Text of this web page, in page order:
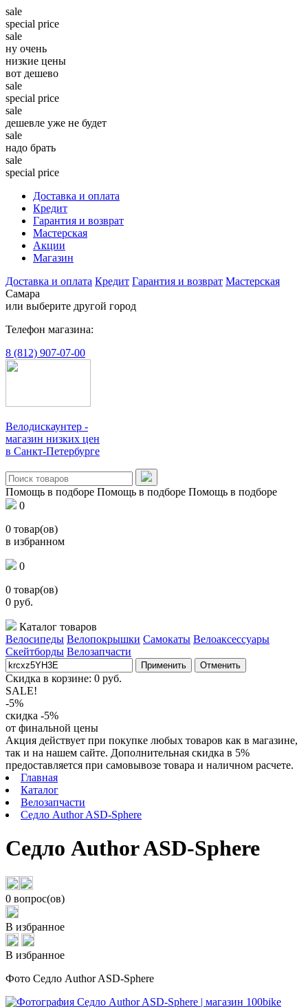
sale
special price
sale
ну очень
низкие цены
вот дешево
sale
special price
sale
дешевле уже не будет
sale
надо брать
sale
special price
Доставка и оплата
Кредит
Гарантия и возврат
Мастерская
Акции
Магазин
Доставка и оплата Кредит Гарантия и возврат Мастерская
Самара
или выберите другой город
Телефон магазина:
8 (812) 907-07-00
Велодискаунтер -
магазин низких цен
в Санкт-Петербурге
Помощь в подборе Помощь в подборе Помощь в подборе
0
0 товар(ов)
в избранном
0
0 товар(ов)
0 руб.
Каталог товаров
Велосипеды Велопокрышки Самокаты Велоаксессуары
Скейтборды Велозапчасти
Применить Отменить
Скидка в корзине: 0 руб.
SALE!
-5%
скидка -5%
от финальной цены
Акция действует при покупке любых товаров как в магазине,
так и на нашем сайте. Дополнительная скидка в 5%
предоставляется при самовывозе товара и наличном расчете.
Главная
Каталог
Велозапчасти
Седло Author ASD-Sphere
Седло Author ASD-Sphere
0 вопрос(ов)
В избранное
В избранное
Фото Седло Author ASD-Sphere